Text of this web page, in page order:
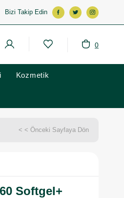
Bizi Takip Edin
0
Kozmetik
< < Önceki Sayfaya Dön
Softgel+